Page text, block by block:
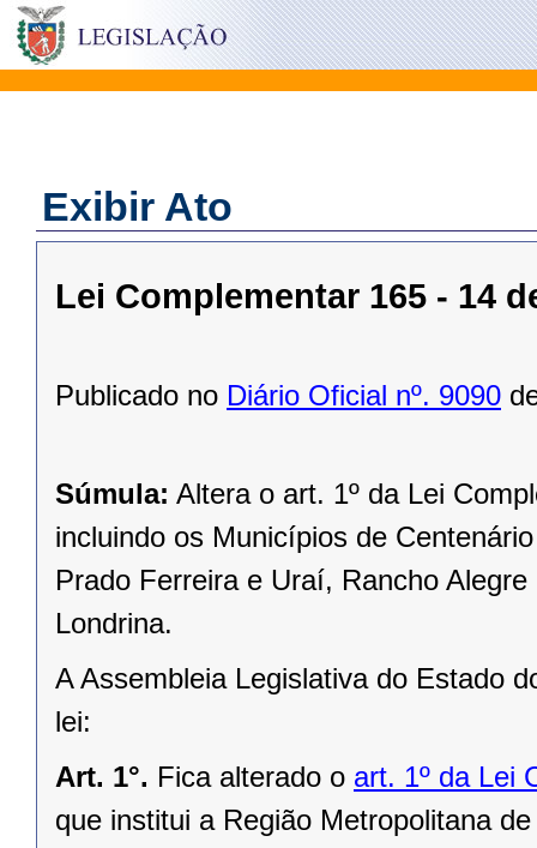
Exibir Ato
Lei Complementar 165 - 14
Publicado no Diário Oficial nº. 9090
Súmula: Altera o art. 1º da Lei
incluindo os Municípios de
Prado Ferreira e Uraí, Rancho
Londrina.
A Assembleia Legislativa do Estado
lei:
Art. 1°. Fica alterado o art. 1º da Lei
que institui a Região Metropolitana